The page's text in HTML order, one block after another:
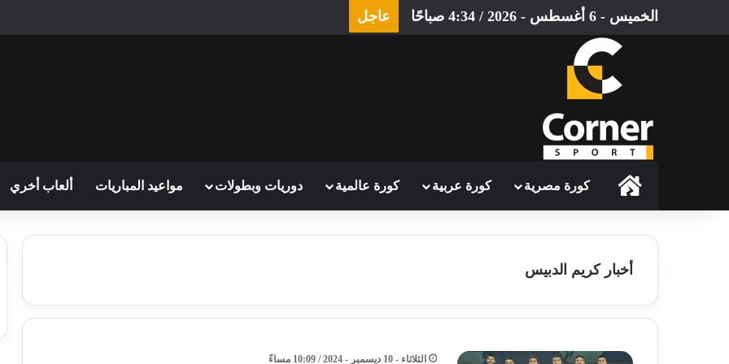
الخميس - 6 أغسطس - 2026 / 4:34 صباحًا عاجل
الرئيسيةكورة مصرية كورة عربية كورة عالمية دوريات وبطولات مواعيد المباريات ألعاب أخري
أخبار كريم الدبيس
الثلاثاء - 10 ديسمبر - 2024 / 10:09 مساءً